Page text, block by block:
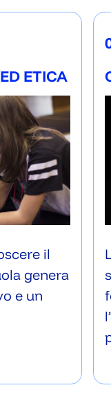
ETICA
il
genera
e un